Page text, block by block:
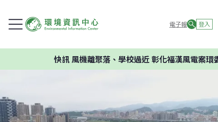
電子報 登入
風機離聚落、學校過近 彰化福漢風電案環委建議